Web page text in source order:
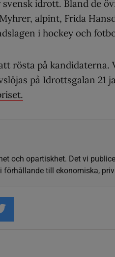
idrott. Bland de
alpint, Frida
i hockey och
rösta på kandidaterna.
på Idrottsgalan 21
och opartiskhet. Det vi
förhållande till ekonomiska,